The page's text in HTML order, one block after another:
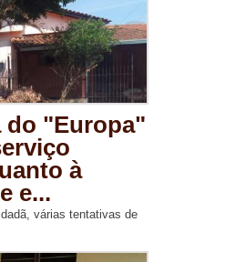
do "Europa"
à
e...
várias tentativas de